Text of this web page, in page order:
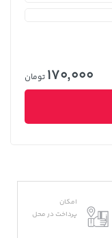
170,000 تومان
امکان
پرداخت در محل